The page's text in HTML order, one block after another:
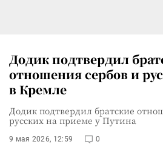
Додик подтвердил
отношения сербов и
в Кремле
Додик подтвердил братские
русских на приеме у Путина
9 мая 2026, 12:59 0